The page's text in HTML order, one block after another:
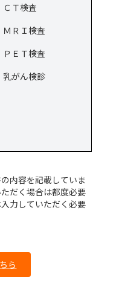
ＣＴ検査
ＭＲＩ検査
ＰＥＴ検査
乳がん検診
内容を記載していま
だく場合は都度必要
力していただく必要
ら